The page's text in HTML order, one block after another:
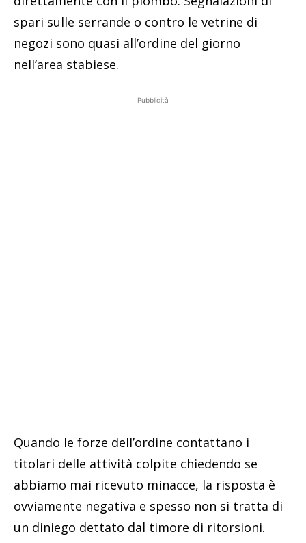
spari sulle serrande o contro le vetrine di
negozi sono quasi all’ordine del giorno
nell’area stabiese.
Pubblicità
Quando le forze dell’ordine contattano i
titolari delle attività colpite chiedendo se
abbiamo mai ricevuto minacce, la risposta è
ovviamente negativa e spesso non si tratta di
un diniego dettato dal timore di ritorsioni.